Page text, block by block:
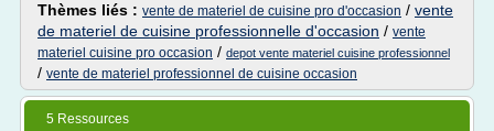
Thèmes liés : vente de materiel de cuisine pro d'occasion / vente
de materiel de cuisine professionnelle d'occasion / vente
materiel cuisine pro occasion / depot vente materiel cuisine professionnel
/ vente de materiel professionnel de cuisine occasion
5 Ressources